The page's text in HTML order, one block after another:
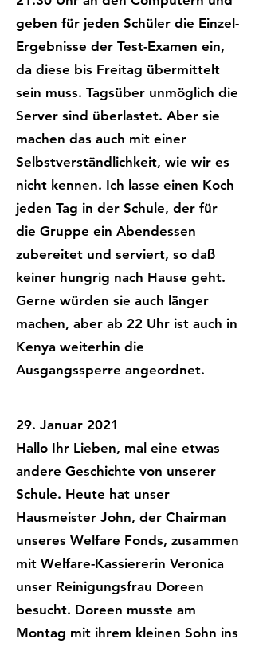
geben für jeden Schüler die Einzel-
Ergebnisse der Test-Examen ein,
da diese bis Freitag übermittelt
sein muss. Tagsüber unmöglich die
Server sind überlastet. Aber sie
machen das auch mit einer
Selbstverständlichkeit, wie wir es
nicht kennen. Ich lasse einen Koch
jeden Tag in der Schule, der für
die Gruppe ein Abendessen
zubereitet und serviert, so daß
keiner hungrig nach Hause geht.
Gerne würden sie auch länger
machen, aber ab 22 Uhr ist auch in
Kenya weiterhin die
Ausgangssperre angeordnet.
29. Januar 2021
Hallo Ihr Lieben, mal eine etwas
andere Geschichte von unserer
Schule. Heute hat unser
Hausmeister John, der Chairman
unseres Welfare Fonds, zusammen
mit Welfare-Kassiererin Veronica
unser Reinigungsfrau Doreen
besucht. Doreen musste am
Montag mit ihrem kleinen Sohn ins